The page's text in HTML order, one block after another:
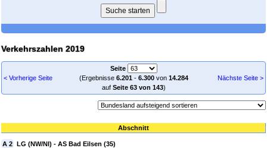
Verkehrszahlen 2019
< Vorherige Seite
Seite
(Ergebnisse 6.201- 6.300von 14.284
auf Seite 63 von 143)
Nächste Seite >
Abschnitt
A 2 LG (NW/NI) - AS Bad Eilsen (35)